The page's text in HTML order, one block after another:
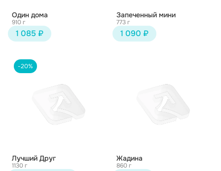
Один дома
910 г
1 085 ₽
Запеченный мини
773 г
1 090 ₽
-20%
Лучший Друг
1130 г
Жадина
860 г